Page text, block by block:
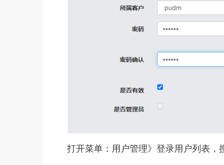
打开菜单：用户管理》登录用户列表，